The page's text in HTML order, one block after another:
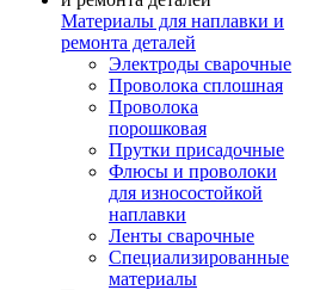
Материалы для наплавки и
ремонта деталей
Электроды сварочные
Проволока сплошная
Проволока
порошковая
Прутки присадочные
Флюсы и проволоки
для износостойкой
наплавки
Ленты сварочные
Специализированные
материалы